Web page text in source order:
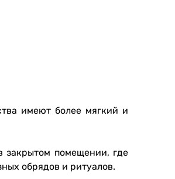
имеют более мягкий и
закрытом помещении, где
обрядов и ритуалов.